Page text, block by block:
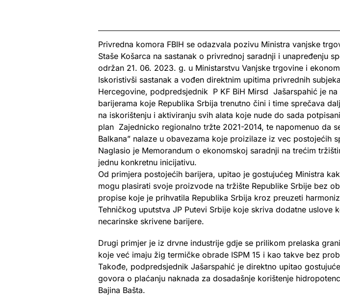
Privredna komora FBIH se odazvala pozivu Ministra vanjske
Staše Košarca na sastanak o privrednoj saradnji i unapređenju
održan 21. 06. 2023. g. u Ministarstvu Vanjske trgovine i
Iskoristivši sastanak a vođen direktnim upitima privrednih
Hercegovine, podpredsjednik P KF BiH Mirsd Jašarspahić je
barijerama koje Republika Srbija trenutno čini i time sprečava
na iskorištenju i aktiviranju svih alata koje nude do sada
plan Zajednicko regionalno tržte 2021-2014, te napomenuo da
Balkana” nalaze u obavezama koje proizilaze iz vec postojećih
Naglasio je Memorandum o ekonomskoj saradnji na trećim
jednu konkretnu inicijativu.
Od primjera postojećih barijera, upitao je gostujućeg Ministra
mogu plasirati svoje proizvode na tržište Republike Srbije bez
propise koje je prihvatila Republika Srbija kroz preuzeti
Tehničkog uputstva JP Putevi Srbije koje skriva dodatne
necarinske skrivene barijere.
Drugi primjer je iz drvne industrije gdje se prilikom prelaska
koje već imaju žig termičke obrade ISPM 15 i kao takve bez
Takođe, podpredsjednik Jašarspahić je direktno upitao
govora o plaćanju naknada za dosadašnje korištenje
Bajina Bašta.